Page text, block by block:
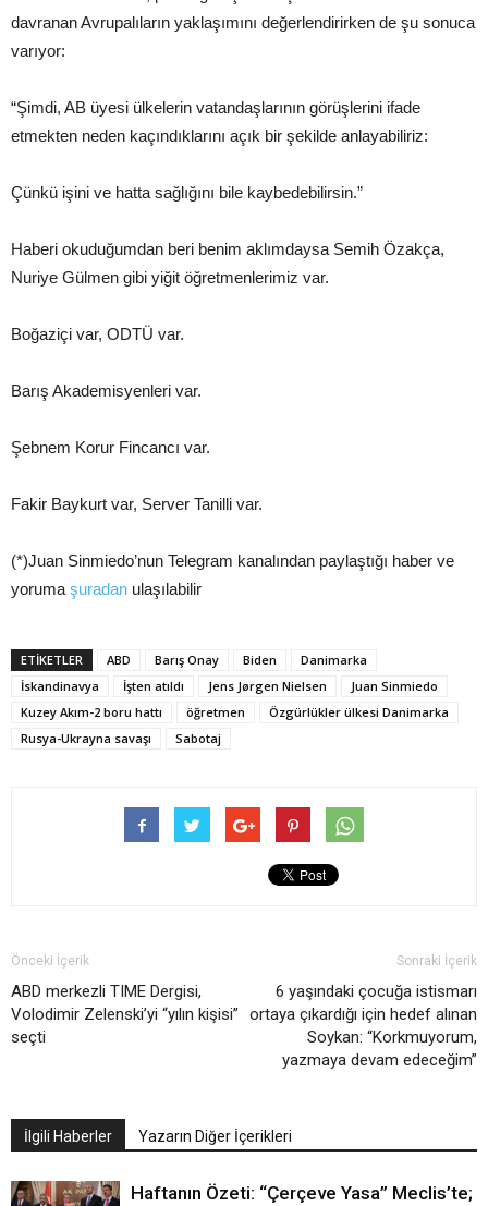
davranan Avrupalıların yaklaşımını değerlendirirken de şu sonuca
varıyor:
“Şimdi, AB üyesi ülkelerin vatandaşlarının görüşlerini ifade
etmekten neden kaçındıklarını açık bir şekilde anlayabiliriz:
Çünkü işini ve hatta sağlığını bile kaybedebilirsin.”
Haberi okuduğumdan beri benim aklımdaysa Semih Özakça,
Nuriye Gülmen gibi yiğit öğretmenlerimiz var.
Boğaziçi var, ODTÜ var.
Barış Akademisyenleri var.
Şebnem Korur Fincancı var.
Fakir Baykurt var, Server Tanilli var.
(*)Juan Sinmiedo’nun Telegram kanalından paylaştığı haber ve
yoruma şuradan ulaşılabilir
ETIKETLER ABD Barış Onay Biden
Danimarka
İskandinavya
İşten atıldı Jens Jørgen Nielsen
Juan Sinmiedo
Kuzey Akım-2 boru hattı
öğretmen
Özgürlükler ülkesi Danimarka
Rusya-Ukrayna savaşı
Sabotaj
Önceki İçerik
ABD merkezli TIME Dergisi,
Volodimir Zelenski’yi “yılın kişisi”
seçti
Sonraki İçerik
6 yaşındaki çocuğa istismarı
ortaya çıkardığı için hedef alınan
Soykan: “Korkmuyorum,
yazmaya devam edeceğim”
İlgili Haberler Yazarın Diğer İçerikleri
Haftanın Özeti: “Çerçeve Yasa” Meclis’te;